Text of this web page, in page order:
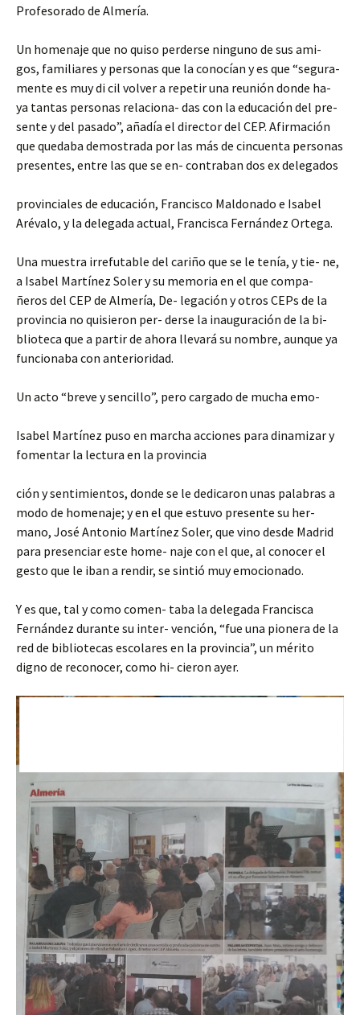
Profesorado de Almería.
Un homenaje que no quiso perderse ninguno de sus ami-
gos, familiares y personas que la conocían y es que “segura-
mente es muy di cil volver a repetir una reunión donde ha-
ya tantas personas relaciona- das con la educación del pre-
sente y del pasado”, añadía el director del CEP. Afirmación
que quedaba demostrada por las más de cincuenta personas
presentes, entre las que se en- contraban dos ex delegados
provinciales de educación, Francisco Maldonado e Isabel
Arévalo, y la delegada actual, Francisca Fernández Ortega.
Una muestra irrefutable del cariño que se le tenía, y tie- ne,
a Isabel Martínez Soler y su memoria en el que compa-
ñeros del CEP de Almería, De- legación y otros CEPs de la
provincia no quisieron per- derse la inauguración de la bi-
blioteca que a partir de ahora llevará su nombre, aunque ya
funcionaba con anterioridad.
Un acto “breve y sencillo”, pero cargado de mucha emo-
Isabel Martínez puso en marcha acciones para dinamizar y
fomentar la lectura en la provincia
ción y sentimientos, donde se le dedicaron unas palabras a
modo de homenaje; y en el que estuvo presente su her-
mano, José Antonio Martínez Soler, que vino desde Madrid
para presenciar este home- naje con el que, al conocer el
gesto que le iban a rendir, se sintió muy emocionado.
Y es que, tal y como comen- taba la delegada Francisca
Fernández durante su inter- vención, “fue una pionera de la
red de bibliotecas escolares en la provincia”, un mérito
digno de reconocer, como hi- cieron ayer.